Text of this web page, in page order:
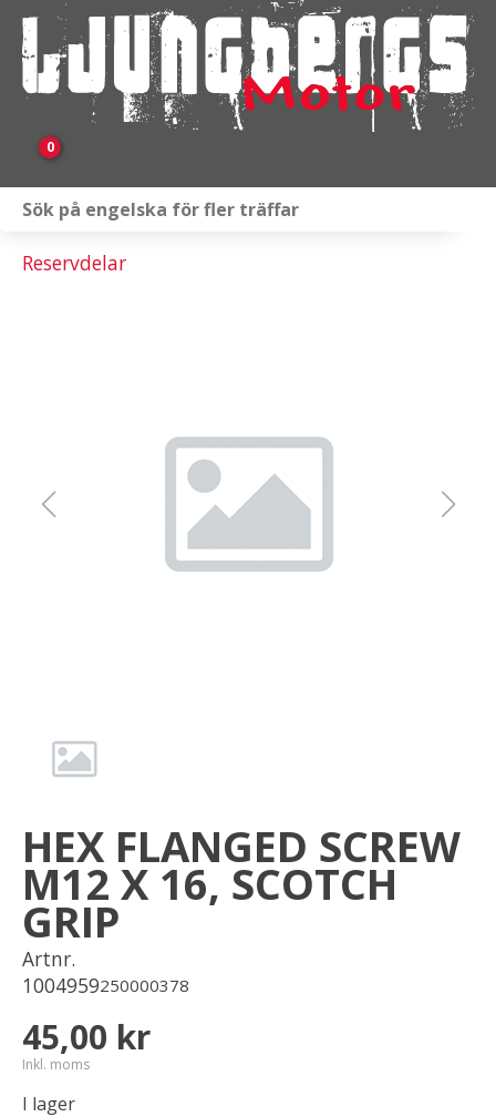
0
Släpvagnar & Skylift
Reservdelar
HEX FLANGED SCREW
M12 X 16, SCOTCH
GRIP
Artnr.
1004959250000378
45,00 kr
Inkl. moms
I lager